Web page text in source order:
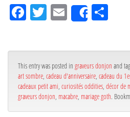
Fa
ce
ok
Tw
itt
Em
ail
Share
r
This entry was posted in graveurs donjon and
art sombre cadeau d'anniversaire cadeau du
cadeaux petit ami curiosités oddities décor de
graveurs donjon macabre mariage goth.